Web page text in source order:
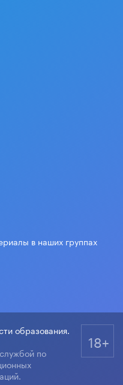
в наших группах
образования.
по
18+